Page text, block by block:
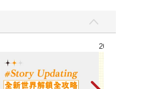
2026金石堂暑